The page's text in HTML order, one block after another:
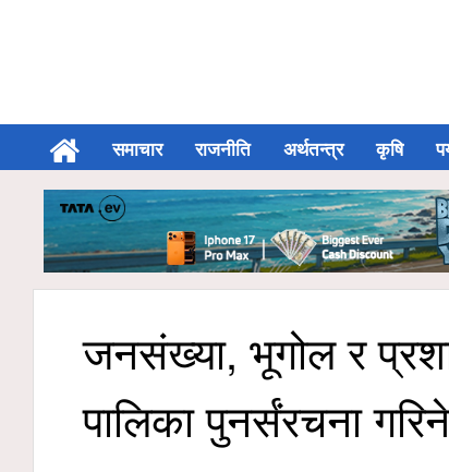
समाचार राजनीति अर्थतन्त्र कृषि
जनसंख्या, भूगोल र
पालिका पुनर्संरचना गरिने